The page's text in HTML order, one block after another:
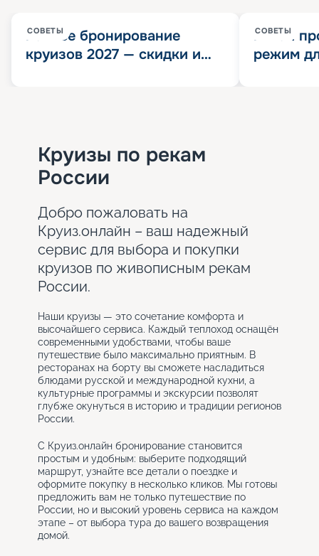
СОВЕТЫ
Раннее бронирование
круизов 2027 — скидки и
СОВЕТЫ
Китай
режим
Круизы по рекам
России
Добро пожаловать на
Круиз.онлайн – ваш надежный
сервис для выбора и покупки
круизов по живописным рекам
России.
Наши круизы — это сочетание комфорта и
высочайшего сервиса. Каждый теплоход оснащён
современными удобствами, чтобы ваше
путешествие было максимально приятным. В
ресторанах на борту вы сможете насладиться
блюдами русской и международной кухни, а
культурные программы и экскурсии позволят
глубже окунуться в историю и традиции регионов
России.
С Круиз.онлайн бронирование становится
простым и удобным: выберите подходящий
маршрут, узнайте все детали о поездке и
оформите покупку в несколько кликов. Мы готовы
предложить вам не только путешествие по
России, но и высокий уровень сервиса на каждом
этапе – от выбора тура до вашего возвращения
домой.